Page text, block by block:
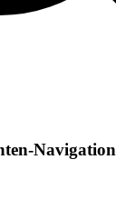
Navigation